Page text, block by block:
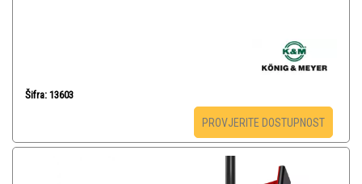
Šifra: 13603
PROVJERITE DOSTUPNOST